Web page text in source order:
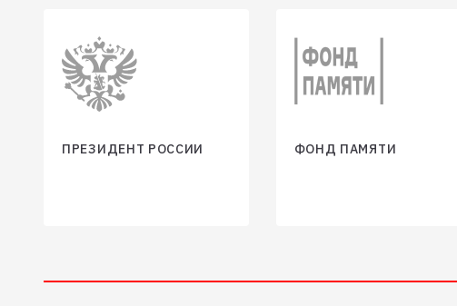
ПРЕЗИДЕНТ РОССИИ ФОНД ПАМЯТИ